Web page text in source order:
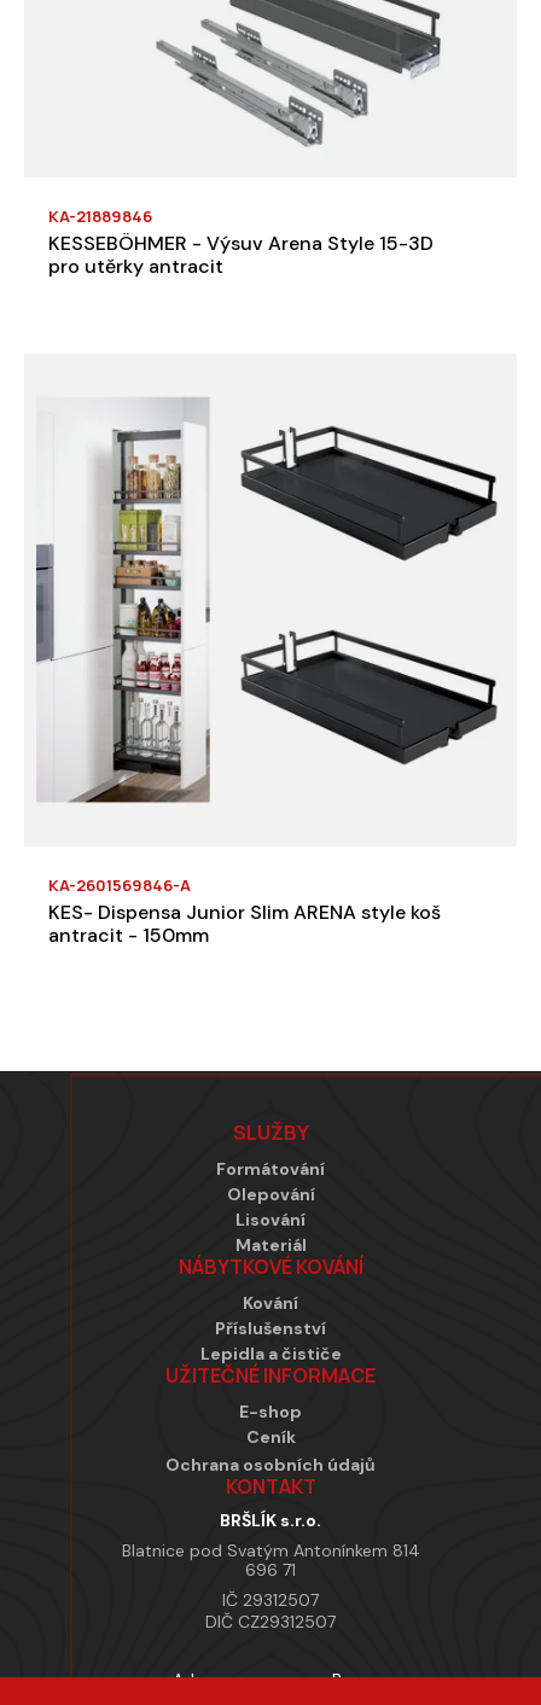
KA-21889846
KESSEBÖHMER - Výsuv Arena Style 15-3D
pro utěrky antracit
KA-2601569846-A
KES- Dispensa Junior Slim ARENA style koš
antracit - 150mm
Zápatí
SLUŽBY
Formátování
Olepování
Lisování
Materiál
NÁBYTKOVÉ KOVÁNÍ
Kování
Příslušenství
Lepidla a čističe
UŽITEČNÉ INFORMACE
E-shop
Ceník
Ochrana osobních údajů
KONTAKT
BRŠLÍK s.r.o.
Blatnice pod Svatým Antonínkem 814
696 71
IČ 29312507
DIČ CZ29312507
Adresa provozovny Brno